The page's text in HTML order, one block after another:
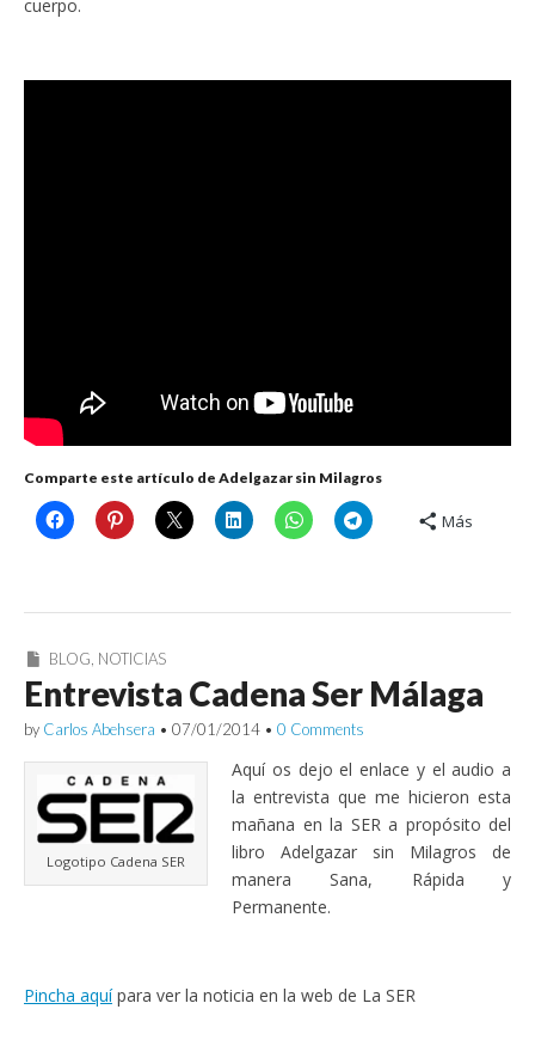
cuerpo.
Comparte este artículo de Adelgazar sin Milagros
Más
BLOG, NOTICIAS
Entrevista Cadena Ser Málaga
by Carlos Abehsera • 07/01/2014 • 0 Comments
Logotipo Cadena SER
Aquí os dejo el enlace y el audio a
la entrevista que me hicieron esta
mañana en la SER a propósito del
libro Adelgazar sin Milagros de
manera Sana, Rápida y
Permanente.
Pincha aquípara ver la noticia en la web de La SER